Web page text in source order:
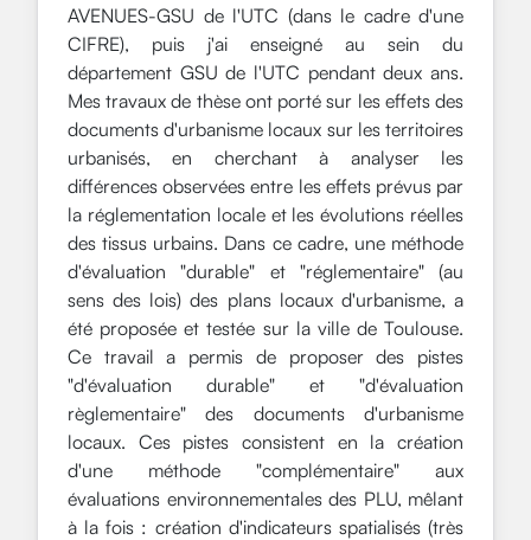
AVENUES-GSU de l'UTC (dans le cadre d'une
CIFRE), puis j'ai enseigné au sein du
département GSU de l'UTC pendant deux ans.
Mes travaux de thèse ont porté sur les effets des
documents d'urbanisme locaux sur les territoires
urbanisés, en cherchant à analyser les
différences observées entre les effets prévus par
la réglementation locale et les évolutions réelles
des tissus urbains. Dans ce cadre, une méthode
d'évaluation "durable" et "réglementaire" (au
sens des lois) des plans locaux d'urbanisme, a
été proposée et testée sur la ville de Toulouse.
Ce travail a permis de proposer des pistes
"d'évaluation durable" et "d'évaluation
règlementaire" des documents d'urbanisme
locaux. Ces pistes consistent en la création
d'une méthode "complémentaire" aux
évaluations environnementales des PLU, mêlant
à la fois : création d'indicateurs spatialisés (très